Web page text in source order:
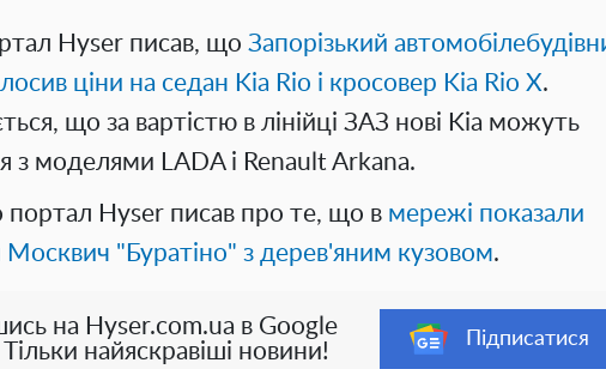
Hyser писав, що Запорізький
ціни на седан Kia Rio і кросовер Kia Rio X.
що за вартістю в лінійці ЗАЗ нові Kia можуть
з моделями LADA і Renault Arkana.
портал Hyser писав про те, що в мережі показали
Москвич "Буратіно" з дерев'яним кузовом.
на Hyser.com.ua в Google
найяскравіші новини!
Підписатися